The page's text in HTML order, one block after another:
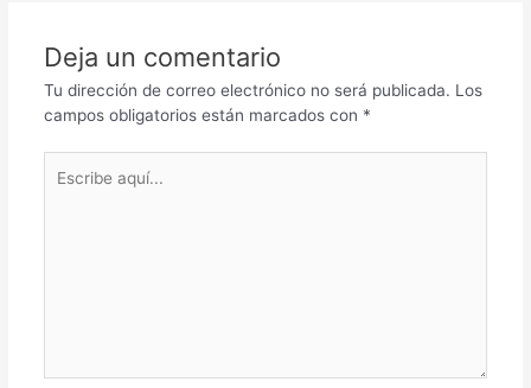
Deja un comentario
Tu dirección de correo electrónico no será publicada. Los
campos obligatorios están marcados con *